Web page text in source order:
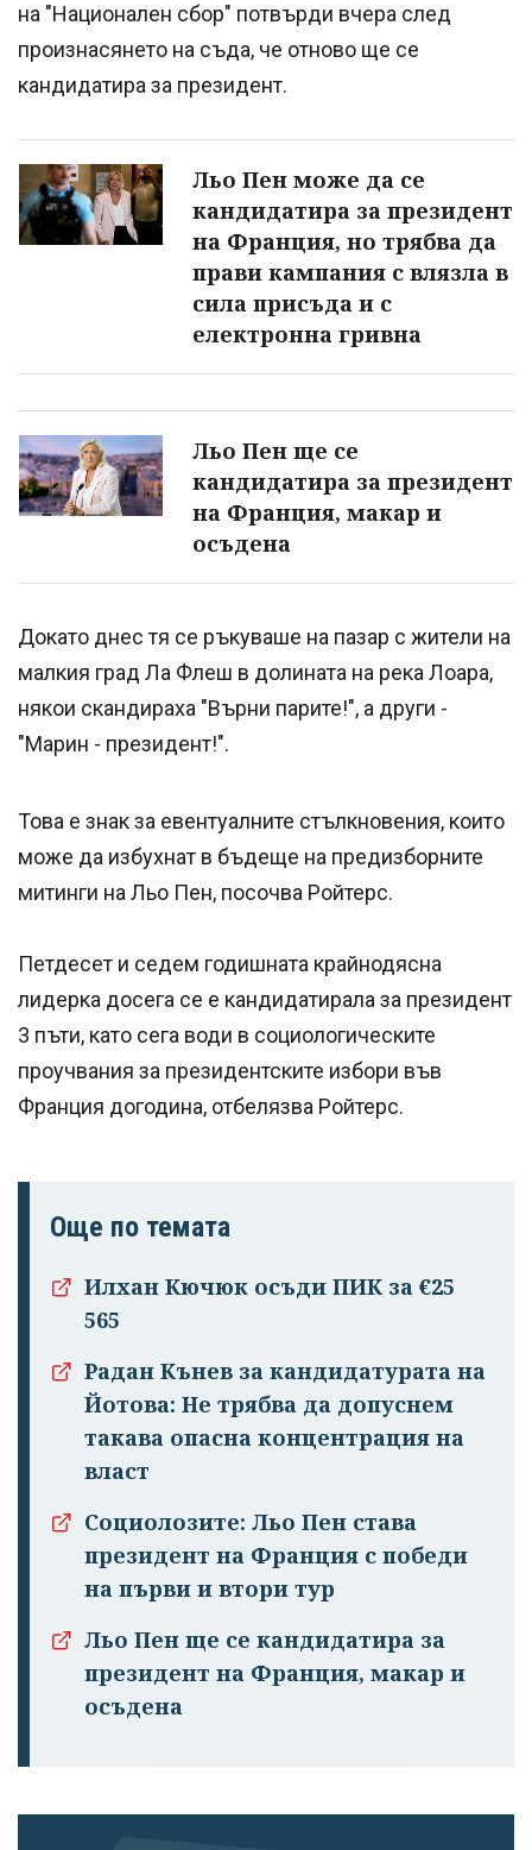
Успешно
излязохте от
профила си!
на "Национален сбор" потвърди вчера след
произнасянето на съда, че отново ще се
кандидатира за президент.
Льо Пен може да се
кандидатира за президент
на Франция, но трябва да
прави кампания с влязла в
сила присъда и с
електронна гривна
Льо Пен ще се
кандидатира за президент
на Франция, макар и
осъдена
Докато днес тя се ръкуваше на пазар с жители на
малкия град Ла Флеш в долината на река Лоара,
някои скандираха "Върни парите!", а други -
"Марин - президент!".
Това е знак за евентуалните стълкновения, които
може да избухнат в бъдеще на предизборните
митинги на Льо Пен, посочва Ройтерс.
Петдесет и седем годишната крайнодясна
лидерка досега се е кандидатирала за президент
3 пъти, като сега води в социологическите
проучвания за президентските избори във
Франция догодина, отбелязва Ройтерс.
Още по темата
Илхан Кючюк осъди ПИК за €25
565
Радан Кънев за кандидатурата на
Йотова: Не трябва да допуснем
такава опасна концентрация на
власт
Социолозите: Льо Пен става
президент на Франция с победи
на първи и втори тур
Льо Пен ще се кандидатира за
президент на Франция, макар и
осъдена